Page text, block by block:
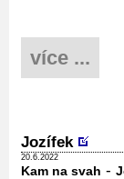
více ...
Jozífek
20.6.2022
Kam na svah -